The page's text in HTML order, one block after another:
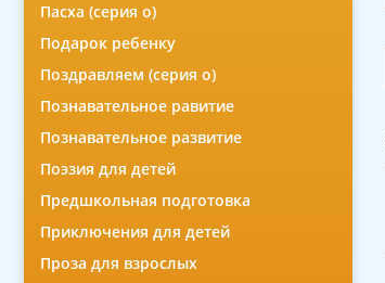
Пасха (серия о)
Подарок ребенку
Поздравляем (серия о)
Познавательное равитие
Познавательное развитие
Поэзия для детей
Предшкольная подготовка
Приключения для детей
Проза для взрослых